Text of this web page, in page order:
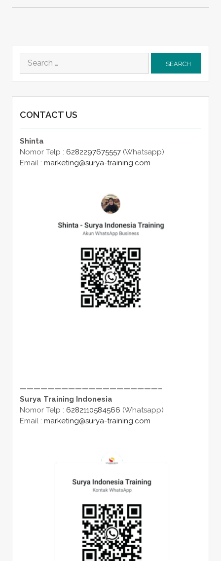
Search
for:
CONTACT US
Shinta
Nomor Telp : 6282297675557(Whatsapp)
Email : marketing@surya-training.com
————————————————————–
Surya Training Indonesia
Nomor Telp : 6282110584566 (Whatsapp)
Email : marketing@surya-training.com